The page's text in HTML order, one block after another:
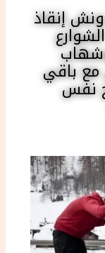
إنقاذ
مع باقي
نفس